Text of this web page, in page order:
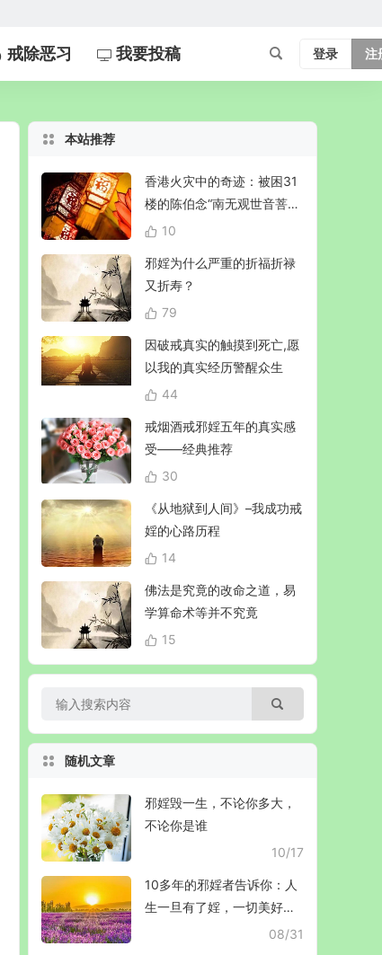
戒除恶习 我要投稿 登录 注
本站推荐
香港火灾中的奇迹：被困31
楼的陈伯念“南无观世音菩
萨”20小时奇迹生还！
10
邪婬为什么严重的折福折禄
又折寿？
79
因破戒真实的触摸到死亡,愿
以我的真实经历警醒众生
44
戒烟酒戒邪婬五年的真实感
受——经典推荐
30
《从地狱到人间》–我成功戒
婬的心路历程
14
佛法是究竟的改命之道，易
学算命术等并不究竟
15
随机文章
邪婬毁一生，不论你多大，
不论你是谁
10/17
10多年的邪婬者告诉你：人
生一旦有了婬，一切美好都
08/31